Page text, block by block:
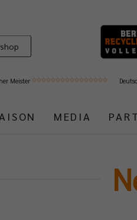
Meister
MEDIA